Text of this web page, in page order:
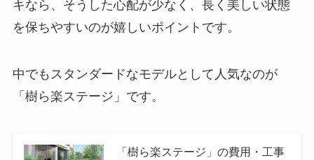
キなら、そうした心配が少なく、長く美しい状態
を保ちやすいのが嬉しいポイントです。
中でもスタンダードなモデルとして人気なのが
「樹ら楽ステージ」です。
「樹ら楽ステージ」の費用・工事